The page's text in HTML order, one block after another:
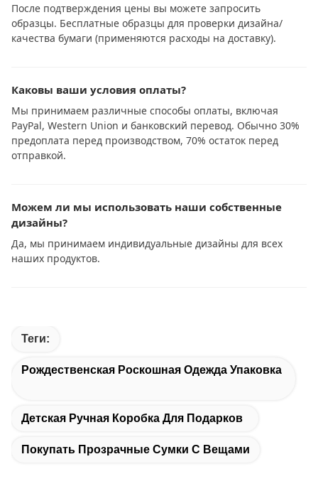
После подтверждения цены вы можете запросить
образцы. Бесплатные образцы для проверки дизайна/
качества бумаги (применяются расходы на доставку).
Каковы ваши условия оплаты?
Мы принимаем различные способы оплаты, включая
PayPal, Western Union и банковский перевод. Обычно 30%
предоплата перед производством, 70% остаток перед
отправкой.
Можем ли мы использовать наши собственные
дизайны?
Да, мы принимаем индивидуальные дизайны для всех
наших продуктов.
Теги:
Рождественская Роскошная Одежда Упаковка
Детская Ручная Коробка Для Подарков
Покупать Прозрачные Сумки С Вещами